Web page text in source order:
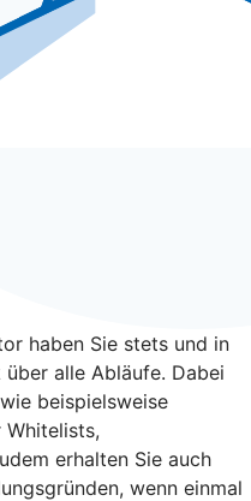
haben Sie stets und in
alle Abläufe. Dabei
beispielsweise
erhalten Sie auch
wenn einmal